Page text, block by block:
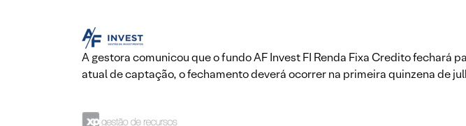
A gestora comunicou que o fundo AF Invest FI Renda Fixa Credito fechará
atual de captação, o fechamento deverá ocorrer na primeira quinzena de